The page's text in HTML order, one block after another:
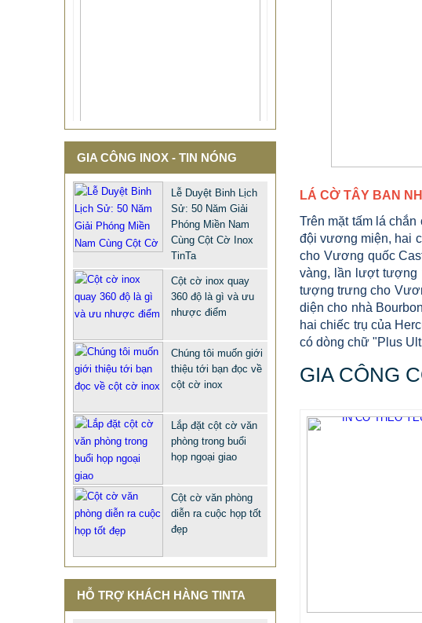
LÁ CỜ TÂY BAN
Trên mặt tấm lá
đội vương miện, hai
cho Vương quốc
vàng, lần lượt tượng
tượng trưng cho
diện cho nhà
hai chiếc trụ của
có dòng chữ "Plus
GIA CÔNG
THIẾT KẾ THI CÔNG CỘT CỜ
QUẢNG TRƯỜNG INOX BẢO
HÀNH 10 NĂM
678.999 VNĐ687.999 VNĐ
Mẫu: CỘT CỜ INOX NGOÀI TRỜI
GIA CÔNG INOX - TIN NÓNG
Lễ Duyệt Binh Lịch
Sử: 50 Năm Giải
Phóng Miền Nam
Cùng Cột Cờ Inox
TinTa
Cột cờ inox quay
360 độ là gì và ưu
nhược điểm
Chúng tôi muốn giới
thiệu tới bạn đọc về
cột cờ inox
Lắp đặt cột cờ văn
phòng trong buổi
họp ngoại giao
Cột cờ văn phòng
diễn ra cuộc họp tốt
đẹp
HỖ TRỢ KHÁCH HÀNG TINTA